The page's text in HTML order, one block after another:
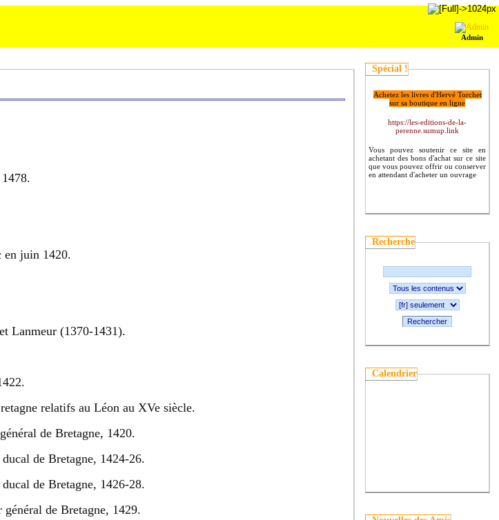
Admin
en juin 1420.
Lanmeur (1370-1431).
relatifs au Léon au XVe siècle.
de Bretagne, 1420.
de Bretagne, 1424-26.
de Bretagne, 1426-28.
de Bretagne, 1429.
Spécial !
Achetez les livres d'Hervé Torchet
sur sa boutique en ligne
https://les-editions-de-la-
perenne.sumup.link
Vous pouvez soutenir ce site en
achetant des bons d'achat sur ce site
que vous pouvez offrir ou conserver
en attendant d'acheter un ouvrage
Recherche
Rechercher
Calendrier